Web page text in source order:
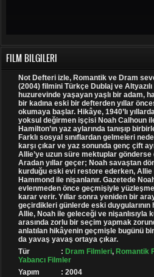
FILM BILGILERI
Not Defteri izle, Romantik ve Dram
(2004) filmini Türkçe Dublaj ve
huzurevinde yaşayan yaşlı bir adam,
bir kadına eski bir defterden yıllar
okumaya başlar. Hikâye, 1940’lı
yoksul değirmen işçisi Noah Calhoun
Hamilton’ın yaz aylarında tanışıp
Farklı sosyal sınıflardan gelmeleri
karşı çıkar ve yaz sonunda genç çift
Allie’ye uzun süre mektuplar
Aradan yıllar geçer; Noah savaştan
kurduğu eski evi restore ederken, Allie
Hammond ile nişanlanır. Gazetede
evlenmeden önce geçmişiyle
karar verir. Yıllar sonra yeniden bir
geçirdikleri günlerde eski
Allie, Noah ile geleceği ve nişanlısıyla
arasında zorlu bir seçim yapmak
anlatılan hikâyenin geçmişle bugünü
da yavaş yavaş ortaya çıkar.
Tür
: Dram Filmleri, Romantik
Yabancı Filmler
Yapım
: 2004